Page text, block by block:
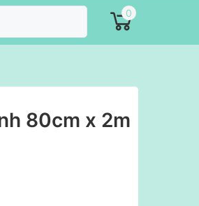
0
80cm x 2m